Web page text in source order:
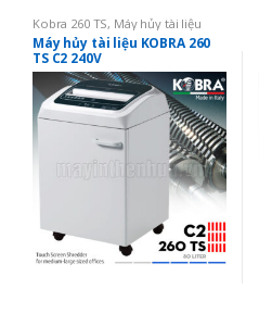
Kobra 260 TS, Máy hủy tài liệu
Máy hủy tài liệu KOBRA 260
TS C2 240V